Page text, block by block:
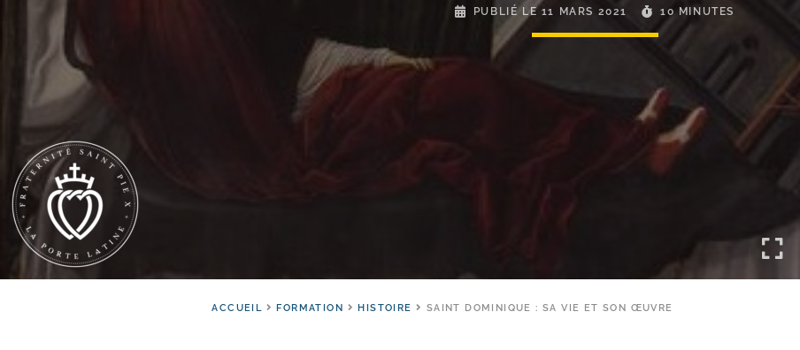
PUBLIÉ LE 11 MARS 2021 10 MINUTES
ACCUEIL FORMATION HISTOIRE SAINT DOMINIQUE : SA VIE ET SON ŒUVRE